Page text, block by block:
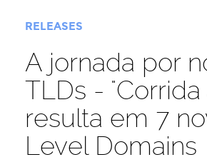
RELEASES
A jornada por
TLDs -
resulta em 7
Level Domains